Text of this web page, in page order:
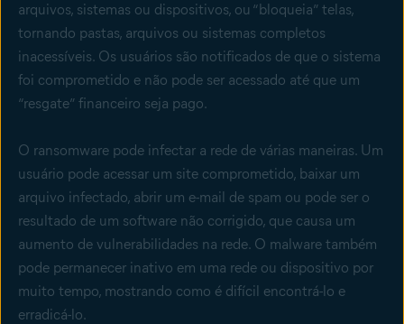
arquivos, sistemas ou dispositivos, ou “bloqueia” telas,
tornando pastas, arquivos ou sistemas completos
inacessíveis. Os usuários são notificados de que o sistema
foi comprometido e não pode ser acessado até que um
“resgate” financeiro seja pago.
O ransomware pode infectar a rede de várias maneiras. Um
usuário pode acessar um site comprometido, baixar um
arquivo infectado, abrir um e-mail de spam ou pode ser o
resultado de um software não corrigido, que causa um
aumento de vulnerabilidades na rede. O malware também
pode permanecer inativo em uma rede ou dispositivo por
muito tempo, mostrando como é difícil encontrá-lo e
erradicá-lo.